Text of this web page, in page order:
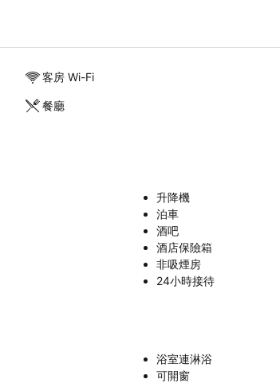
客房 Wi-Fi
餐廳
升降機
泊車
酒吧
酒店保險箱
非吸煙房
24小時接待
浴室連淋浴
可開窗